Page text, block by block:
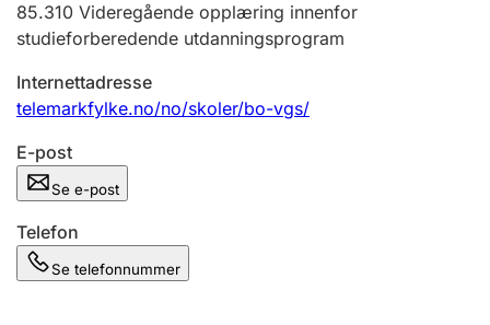
85.310 Videregående opplæring innenfor
studieforberedende utdanningsprogram
Internettadresse
telemarkfylke.no/no/skoler/bo-vgs/
E-post
Se e-post
Telefon
Se telefonnummer